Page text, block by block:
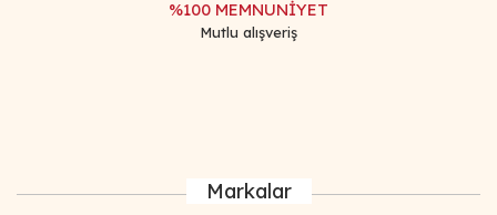
%100 MEMNUNİYET
Mutlu alışveriş
Markalar